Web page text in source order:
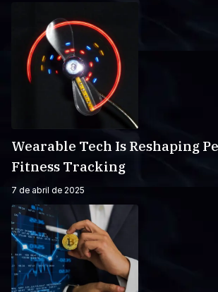
Wearable Tech Is Reshaping
Fitness Tracking
7 de abril de 2025